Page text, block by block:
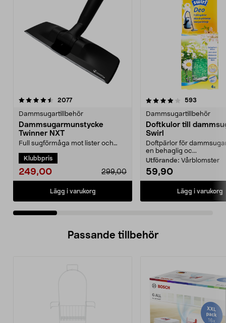
2077recensioner
Dammsugartillbehör
Dammsugarmunstycke
Twinner NXT
Full sugförmåga mot lister och
Dammsugarmunstycke som
Klubbpris
249,00 299,00
Lägg i varukorg
4.0 av 5 stjärnor 593
Dammsugartillbehör
Doftkulor till
Swirl
Doftpärlor för
en behaglig oc...
Utförande: Vårblomster
59,90
Lägg i varukorg
4.5 av 5 stjärnor
Passande tillbehör